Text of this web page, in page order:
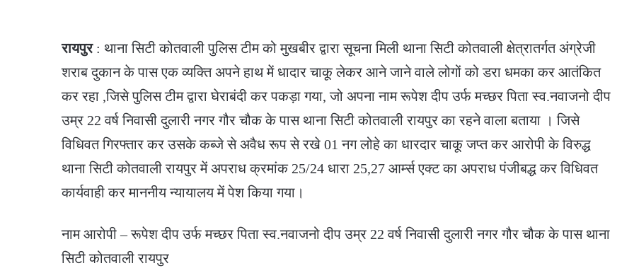
रायपुर: थाना सिटी कोतवाली पुलिस टीम को मुखबीर द्वारा सूचना मिली थाना सिटी कोतवाली क्षेत्रातर्गत अंग्रेजी
शराब दुकान के पास एक व्यक्ति अपने हाथ में धादार चाकू लेकर आने जाने वाले लोगों को डरा धमका कर आतंकित
कर रहा ,जिसे पुलिस टीम द्वारा घेराबंदी कर पकड़ा गया, जो अपना नाम रूपेश दीप उर्फ मच्छर पिता स्व.नवाजनो दीप
उम्र 22 वर्ष निवासी दुलारी नगर गौर चौक के पास थाना सिटी कोतवाली रायपुर का रहने वाला बताया । जिसे
विधिवत गिरफ्तार कर उसके कब्जे से अवैध रूप से रखे 01 नग लोहे का धारदार चाकू जप्त कर आरोपी के विरुद्ध
थाना सिटी कोतवाली रायपुर में अपराध क्रमांक 25/24 धारा 25,27 आर्म्स एक्ट का अपराध पंजीबद्ध कर विधिवत
कार्यवाही कर माननीय न्यायालय में पेश किया गया।
नाम आरोपी – रूपेश दीप उर्फ मच्छर पिता स्व.नवाजनो दीप उम्र 22 वर्ष निवासी दुलारी नगर गौर चौक के पास थाना
सिटी कोतवाली रायपुर